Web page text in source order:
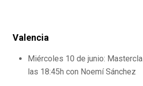
Valencia
Miércoles 10 de junio:
las 18:45h con Noemí Sánchez